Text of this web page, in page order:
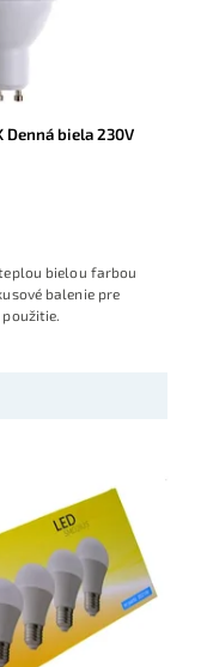
Denná biela 230V
teplou bielou farbou
balenie pre